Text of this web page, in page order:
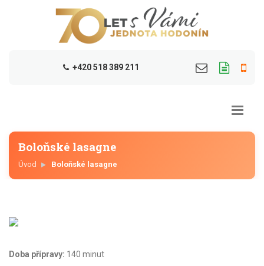
+420 518 389 211
Boloňské lasagne
Úvod Boloňské lasagne
Doba přípravy: 140 minut